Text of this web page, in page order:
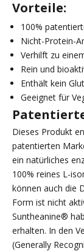
Vorteile:
100%
Nicht-Protein-
Verhilft zu
Rein und
Enthält kein
Geeignet für
Dieses Produkt
patentierten
ein natürliches
100% reines L-
können auch die
Form ist nicht
Suntheanine®
erhalten. In den
(Generally